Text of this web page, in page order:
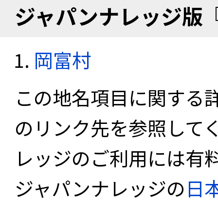
ジャパンナレッジ版
岡富村
この地名項目に関する
のリンク先を参照して
レッジのご利用には有
ジャパンナレッジの日